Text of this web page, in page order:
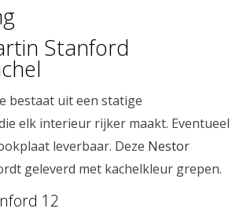
Stanford
bestaat uit een statige
elk interieur rijker maakt. Eventueel
leverbaar. Deze Nestor
geleverd met kachelkleur grepen.
12